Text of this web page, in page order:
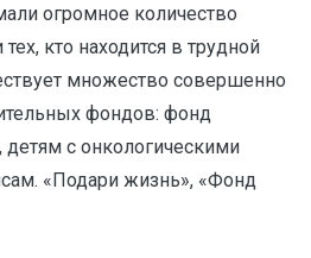
огромное количество
кто находится в трудной
множество совершенно
фондов: фонд
с онкологическими
«Подари жизнь», «Фонд